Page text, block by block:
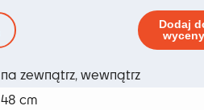
Dodaj
wyceny
na zewnątrz, wewnątrz
48 cm